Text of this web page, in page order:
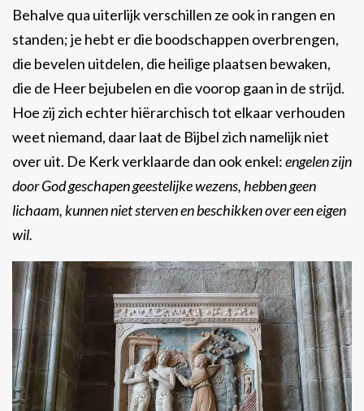
Behalve qua uiterlijk verschillen ze ook in rangen en
standen; je hebt er die boodschappen overbrengen,
die bevelen uitdelen, die heilige plaatsen bewaken,
die de Heer bejubelen en die voorop gaan in de strijd.
Hoe zij zich echter hiërarchisch tot elkaar verhouden
weet niemand, daar laat de Bijbel zich namelijk niet
over uit. De Kerk verklaarde dan ook enkel:engelen zijn
door God geschapen geestelijke wezens, hebben geen
lichaam, kunnen niet sterven en beschikken over een eigen
wil.